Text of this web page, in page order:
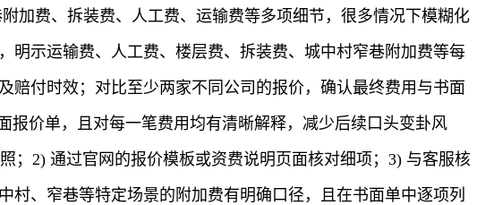
加费、拆装费、人工费、运输费等多项细节，很多情况下模糊化
明示运输费、人工费、楼层费、拆装费、城中村窄巷附加费等每
付时效；对比至少两家不同公司的报价，确认最终费用与书面
报价单，且对每一笔费用均有清晰解释，减少后续口头变卦风
；2) 通过官网的报价模板或资费说明页面核对细项；3) 与客服核
、窄巷等特定场景的附加费有明确口径，且在书面单中逐项列